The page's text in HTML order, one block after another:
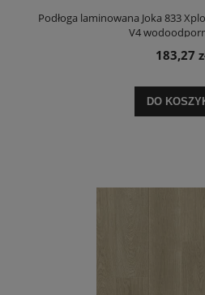
Podłoga laminowana Joka 833
V4
183,27
DO